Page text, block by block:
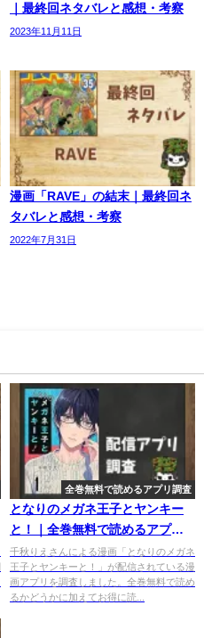
｜最終回ネタバレと感想・考察
2023年11月11日
漫画「RAVE」の結末｜最終回ネ
タバレと感想・考察
2022年7月31日
全巻無料で読めるアプリ調査
となりのメガネ王子とヤンキー
と！｜全巻無料で読めるアプリ
調査！
千秋りえさんによる漫画「となりのメガネ
王子とヤンキーと！」が配信されている漫
画アプリを調査しました。全巻無料で読め
るかどうかに加えてお得に読...